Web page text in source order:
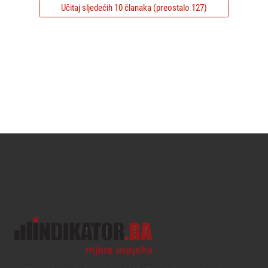
Učitaj sljedećih 10 članaka (preostalo 127)